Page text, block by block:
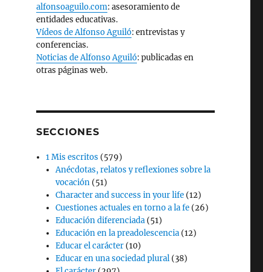
alfonsoaguilo.com: asesoramiento de
entidades educativas.
Vídeos de Alfonso Aguiló: entrevistas y
conferencias.
Noticias de Alfonso Aguiló: publicadas en
otras páginas web.
SECCIONES
1 Mis escritos (579)
Anécdotas, relatos y reflexiones sobre la
vocación (51)
Character and success in your life (12)
Cuestiones actuales en torno a la fe (26)
Educación diferenciada (51)
Educación en la preadolescencia (12)
Educar el carácter (10)
Educar en una sociedad plural (38)